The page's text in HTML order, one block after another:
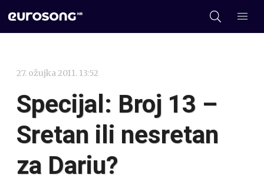
27. ožujka 2011. 13:52
Specijal: Broj 13 –
Sretan ili nesretan
za Dariu?